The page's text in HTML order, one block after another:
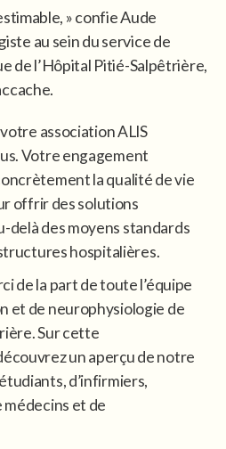
» confie Aude
au sein du service de
de l’Hôpital Pitié-Salpêtrière,
association ALIS
Votre engagement
la qualité de vie
offrir des solutions
delà des moyens standards
hospitalières.
de la part de toute l’équipe
et de neurophysiologie de
Sur cette
un aperçu de notre
d’infirmiers,
médecins et de